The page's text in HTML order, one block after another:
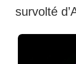
survolté